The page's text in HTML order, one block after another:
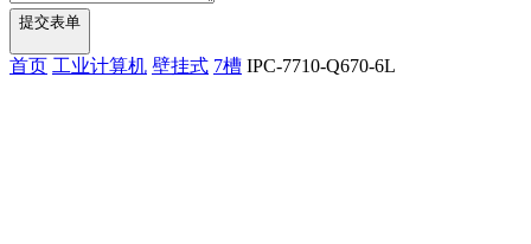
提交表单
首页 工业计算机 壁挂式 7槽 IPC-7710-Q670-6L